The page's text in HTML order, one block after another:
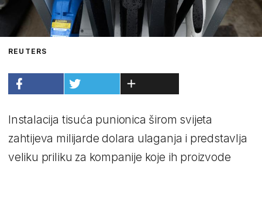
REUTERS
Instalacija tisuća punionica širom svijeta
zahtijeva milijarde dolara ulaganja i predstavlja
veliku priliku za kompanije koje ih proizvode